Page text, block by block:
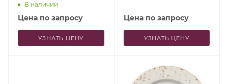
В наличии
Цена по запросу
УЗНАТЬ ЦЕНУ
Цена по запросу
УЗНАТЬ ЦЕНУ